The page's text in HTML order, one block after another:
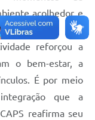
acolhedor e
reforçou a
o bem-estar, a
É por meio
que a
reafirma seu